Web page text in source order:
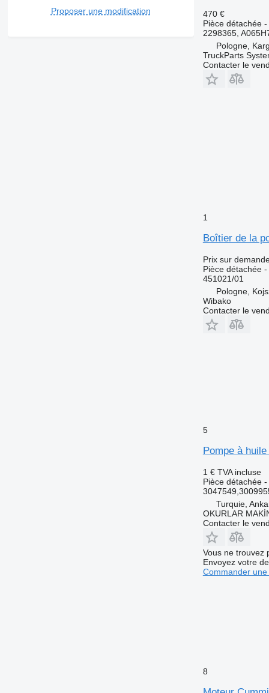
Proposer une modification
470 €
Pièce détachée
2298365,
Pologne,
TruckParts
Contacter le
1
Boîtier de la
Prix sur
Pièce détachée
451021/01
Pologne,
Wibako
Contacter le
5
Pompe à
1 € TVA incluse
Pièce détachée
Turquie,
OKURLAR
Contacter le
Vous ne trouvez
Envoyez votre
Commander
8